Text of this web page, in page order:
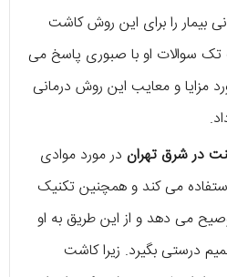
بیمار را برای این روش کاشت
سوالات او با صبوری پاسخ می
مزایا و معایب این روش درمانی
درشرق تهران در مورد موادی
می کند و همچنین تکنیک
می دهد و از این طریق به او
درستی بگیرد. زیرا کاشت